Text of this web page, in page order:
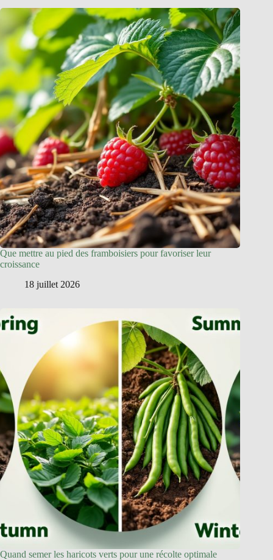
Que mettre au pied des framboisiers pour favoriser leur
croissance
18 juillet 2026
Quand semer les haricots verts pour une récolte optimale